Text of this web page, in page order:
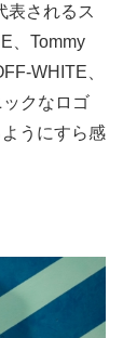
表されるス
、Tommy
WHITE、
クなロゴ
うにすら感